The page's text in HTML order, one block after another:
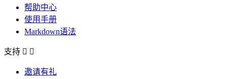
帮助中心
使用手册
Markdown语法
支持  
邀请有礼